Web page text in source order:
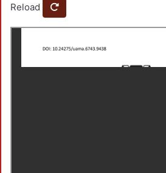
Reload